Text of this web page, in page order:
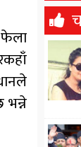
फेला
भन्ने